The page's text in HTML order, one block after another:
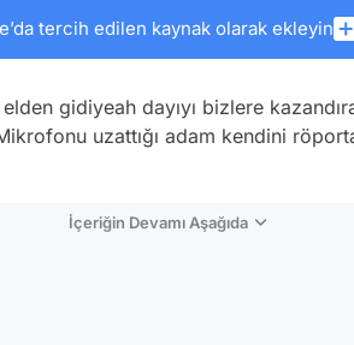
tercih edilen kaynak olarak ekleyin
gidiyeah dayıyı bizlere
uzattığı adam kendini
İçeriğin Devamı Aşağıda